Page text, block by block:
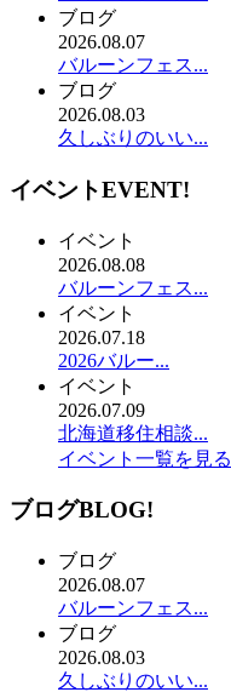
ブログ
2026.08.07
バルーンフェス...
ブログ
2026.08.03
久しぶりのいい...
イベントEVENT!
イベント
2026.08.08
バルーンフェス...
イベント
2026.07.18
2026バルー...
イベント
2026.07.09
北海道移住相談...
イベント一覧を見る
ブログBLOG!
ブログ
2026.08.07
バルーンフェス...
ブログ
2026.08.03
久しぶりのいい...